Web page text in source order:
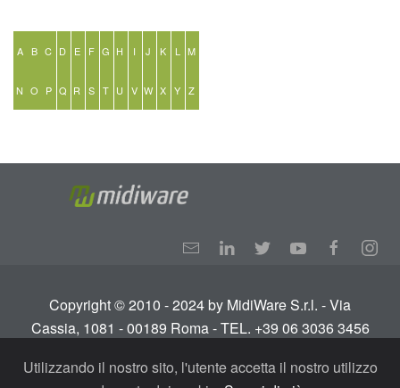
A B C D E F G H I J K L M
N O P Q R S T U V W X Y Z
Copyright © 2010 - 2024 by MidiWare S.r.l. - Via
Cassia, 1081 - 00189 Roma - TEL. +39 06 3036 3456
Tutti i diritti riservati.Termini e condizioni-Privacy
Utilizzando il nostro sito, l'utente accetta il nostro utilizzo